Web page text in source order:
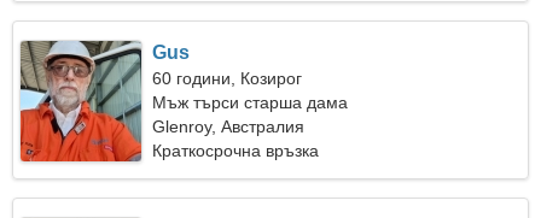
Gus
60 години, Козирог
Мъж търси старша дама
Glenroy, Австралия
Краткосрочна връзка